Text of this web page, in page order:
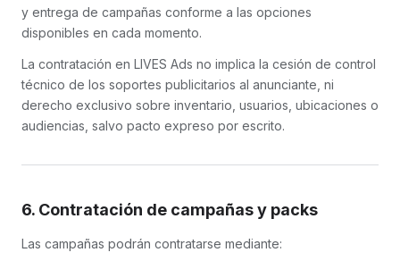
y entrega de campañas conforme a las opciones
disponibles en cada momento.
La contratación en LIVES Ads no implica la cesión de control
técnico de los soportes publicitarios al anunciante, ni
derecho exclusivo sobre inventario, usuarios, ubicaciones o
audiencias, salvo pacto expreso por escrito.
6. Contratación de campañas y packs
Las campañas podrán contratarse mediante: